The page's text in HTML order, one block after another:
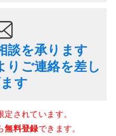
談を承ります
りご連絡を差し
す
されています。
無料登録できます。